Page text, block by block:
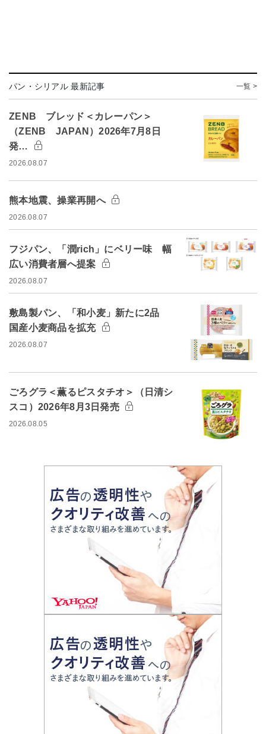
パン・シリアル 最新記事 一覧 >
ZENB ブレッド＜カレーパン＞
（ZENB JAPAN）2026年7月8日
発…
2026.08.07
熊本地震、操業再開へ
2026.08.07
フジパン、「潤rich」にベリー味 幅
広い消費者層へ提案
2026.08.07
敷島製パン、「和小麦」新たに2品
国産小麦商品を拡充
2026.08.07
ごろグラ＜薫るピスタチオ＞（日清シ
スコ）2026年8月3日発売
2026.08.05